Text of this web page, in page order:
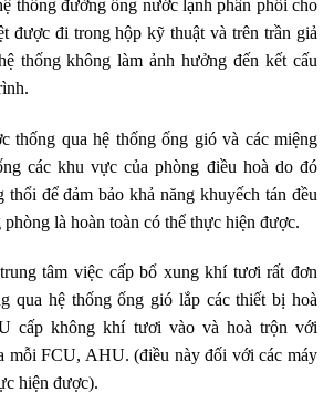
thống đường ống nước lạnh phân phối cho
được đi trong hộp kỹ thuật và trên trần giả
thống không làm ảnh hưởng đến kết cấu
thống qua hệ thống ống gió và các miệng
các khu vực của phòng điều hoà do đó
thổi để đảm bảo khả năng khuyếch tán đều
là hoàn toàn có thể thực hiện được.
tâm việc cấp bổ xung khí tươi rất đơn
qua hệ thống ống gió lắp các thiết bị hoà
cấp không khí tươi vào và hoà trộn với
mỗi FCU, AHU. (điều này đối với các máy
hiện được).